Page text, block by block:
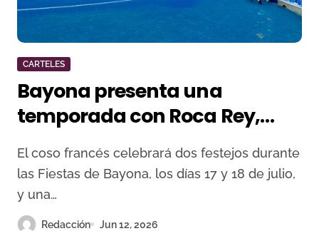
CARTELES
Bayona presenta una
temporada con Roca Rey,
Daniel Luque, Marco Pérez, la
alternativa de Pedro Luis y
una fuerte presencia
francesa
El coso francés celebrará dos festejos durante
las Fiestas de Bayona, los días 17 y 18 de julio,
y una…
Redacción Jun 12, 2026